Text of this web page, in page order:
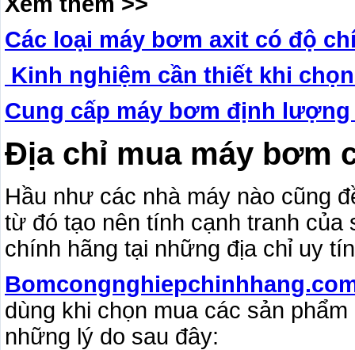
Các loại máy bơm axit có độ
Kinh nghiệm cần thiết khi
Cung cấp máy bơm định
Địa chỉ mua máy bơm
Hầu như các nhà máy nào cũng
từ đó tạo nên tính cạnh tranh của
chính hãng tại những địa chỉ uy
dùng khi chọn mua các sản
những lý do sau đây: